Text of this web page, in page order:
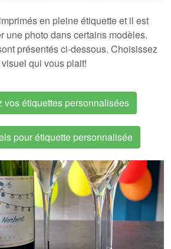
en pleine étiquette et il est
une photo dans certains modèles.
présentés ci-dessous. Choisissez
qui vous plait!
vos étiquettes personnalisées
pour étiquette personnalisée